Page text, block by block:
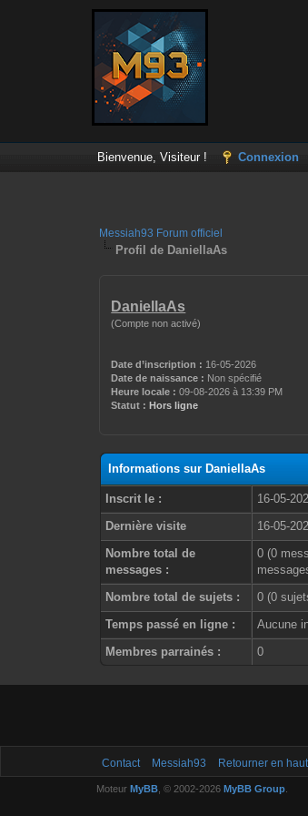
Bienvenue, Visiteur ! Connexion
Messiah93 Forum officiel
Profil de DaniellaAs
DaniellaAs
(Compte non activé)
Date d’inscription : 16-05-2026
Date de naissance : Non spécifié
Heure locale : 09-08-2026 à 13:39 PM
Statut : Hors ligne
Informations sur DaniellaAs
Inscrit le :
16-05-
Dernière visite
16-05-
Nombre total de
messages :
0 (0
Nombre total de sujets :
0 (0
Temps passé en ligne :
Aucune
Membres parrainés :
0
Contact Messiah93 Retourner en haut
Moteur MyBB, © 2002-2026 MyBB Group.